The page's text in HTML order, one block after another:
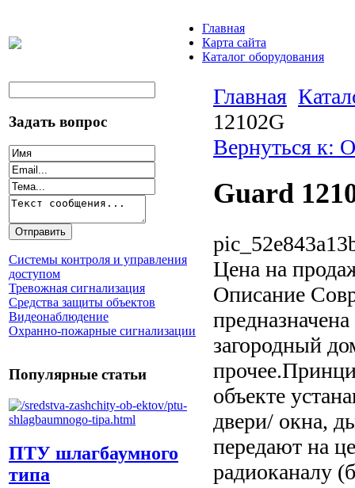
Главная
Карта сайта
Каталог оборудования
Задать вопрос
Системы контроля и управления
доступом
Тревожная сигнализация
Средства защиты объектов
Видеонаблюдение
Охранно-пожарные сигнализации
Популярные статьи
ПТУ шлагбаумного
типа
Главная
12102G
Вернуться к:
Guard
Цена на
Описание
загородный
объекте
двери/ окна,
передают на
радиоканалу